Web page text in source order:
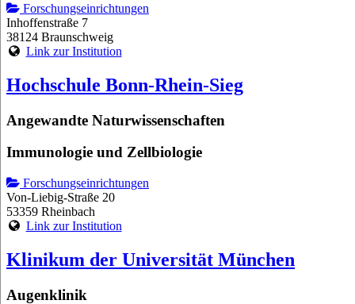
Forschungseinrichtungen
Inhoffenstraße 7
38124 Braunschweig
Link zur Institution
Hochschule Bonn-Rhein-Sieg
Angewandte Naturwissenschaften
Immunologie und Zellbiologie
Forschungseinrichtungen
Von-Liebig-Straße 20
53359 Rheinbach
Link zur Institution
Klinikum der Universität München
Augenklinik